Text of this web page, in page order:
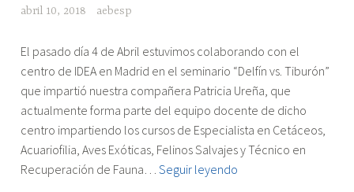
Biomédicas"
EVENTOS
abril 10, 2018 aebesp
"Charla
en
el
centro
IDEA
en
Madrid"
El pasado día 4 de Abril estuvimos colaborando con el
centro de IDEA en Madrid en el seminario “Delfín vs. Tiburón”
que impartió nuestra compañera Patricia Ureña, que
actualmente forma parte del equipo docente de dicho
centro impartiendo los cursos de Especialista en Cetáceos,
Acuariofilia, Aves Exóticas, Felinos Salvajes y Técnico en
Recuperación de Fauna…Seguir leyendo